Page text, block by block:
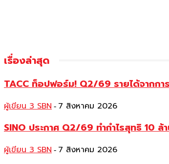
เรื่องล่าสุด
TACC ท็อปฟอร์ม! Q2/69 รายได้จากก
ผู้เขียน 3 SBN - 7 สิงหาคม 2026
SINO ประกาศ Q2/69 ทำกำไรสุทธิ 10
ผู้เขียน 3 SBN - 7 สิงหาคม 2026